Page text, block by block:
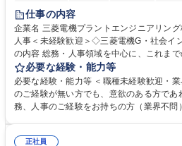
退職金あり
駅近5分以内
土日祝休み 服装自由
仕事の内容
企業名 三菱電機プラントエンジニアリング株式会社 求人名
人事＜未経験歓迎＞◇三菱電機G・社会イン
の内容 総務・人事領域を中心に、これま
します。 ＜具体的には＞ ・総務/人事労務（給与・社保・勤怠管理など）
・採用・教育研修 ・福利厚生運用 など ※
採用や教育等の業務内容により、関西圏
出張もございます。 ※担当業務を持ちつつ
必要な経験・能力等
必要な経験・能力等 ＜職種未経験歓迎・
のご経験が無い方でも、意欲のある方で
務、人事のご経験をお持ちの方（業界不問） ■求める人物像：・社内
正社員